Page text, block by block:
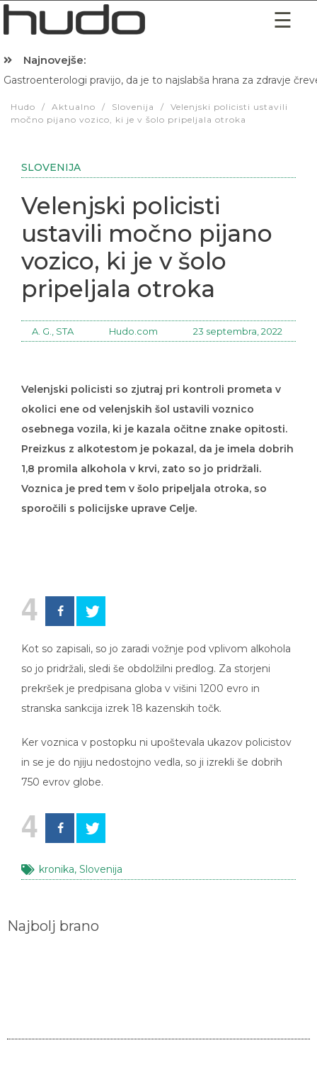
Najnovejše:
Gastroenterologi pravijo, da je to najslabša hrana za zdravje
Hudo / Aktualno / Slovenija /
Velenjski policisti ustavili
močno pijano vozico, ki je v šolo pripeljala otroka
SLOVENIJA
Velenjski policisti
ustavili močno pijano
vozico, ki je v šolo
pripeljala otroka
A. G., STA Hudo.com 23 septembra, 2022
Velenjski policisti so zjutraj pri kontroli prometa v
okolici ene od velenjskih šol ustavili voznico
osebnega vozila, ki je kazala očitne znake opitosti.
Preizkus z alkotestom je pokazal, da je imela dobrih
1,8 promila alkohola v krvi, zato so jo pridržali.
Voznica je pred tem v šolo pripeljala otroka, so
sporočili s policijske uprave Celje.
4
Kot so zapisali, so jo zaradi vožnje pod vplivom alkohola
so jo pridržali, sledi še obdolžilni predlog. Za storjeni
prekršek je predpisana globa v višini 1200 evro in
stranska sankcija izrek 18 kazenskih točk.
Ker voznica v postopku ni upoštevala ukazov policistov
in se je do njiju nedostojno vedla, so ji izrekli še dobrih
750 evrov globe.
4
kronika, Slovenija
Najbolj brano